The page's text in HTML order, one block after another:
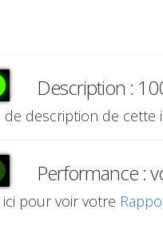
Description :
de description de
Performance :
ici pour voir votre